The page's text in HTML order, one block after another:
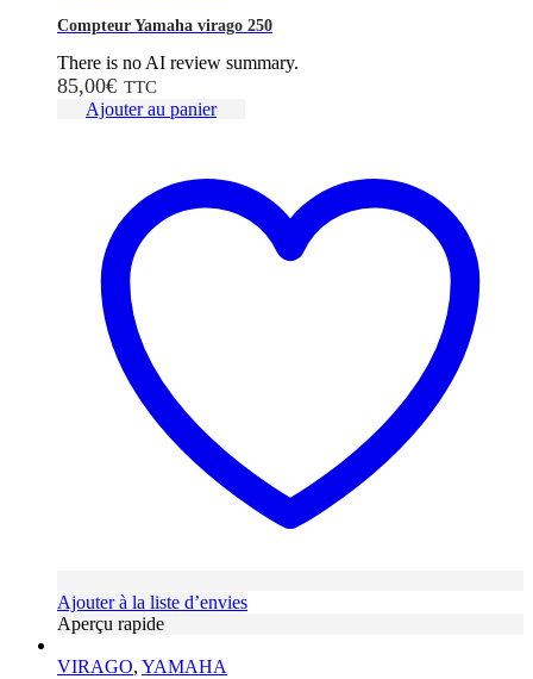
Compteur Yamaha virago 250
There is no AI review summary.
85,00€ TTC
Ajouter au panier
Ajouter à la liste d’envies
Aperçu rapide
VIRAGO, YAMAHA